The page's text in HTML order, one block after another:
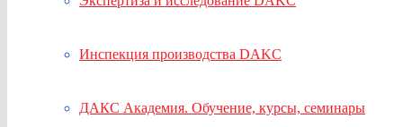
Инспекция производства DAKC
ДАКС Академия. Обучение, курсы, семинары